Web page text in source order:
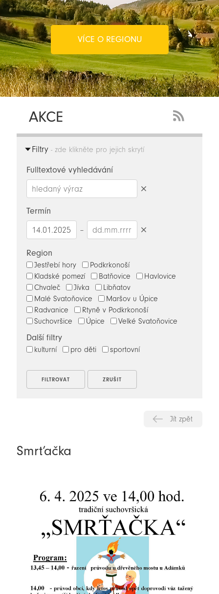
VÍCE O REGIONU
AKCE
Feed
Filtry- zde klikněte pro jejich skrytí
Fulltextové vyhledávání
Termín
–
Region
Jestřebí hory
Podkrkonoší
Kladské pomezí
Batňovice
Havlovice
Chvaleč
Jívka
Libňatov
Malé Svatoňovice
Maršov u Úpice
Radvanice
Rtyně v Podkrkonoší
Suchovršice
Úpice Velké Svatoňovice
Další filtry
kulturní pro děti sportovní
Jít zpět
Smrťačka